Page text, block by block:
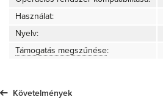
Használat:
Nyelv:
Támogatás megszűnése:
Követelmények